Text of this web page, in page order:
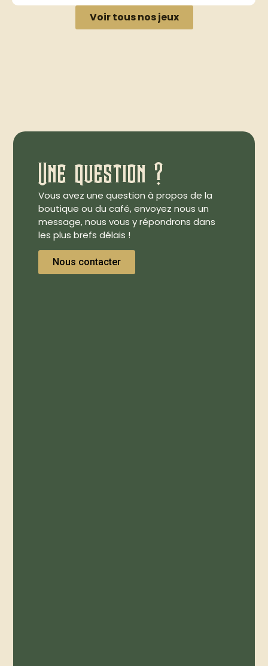
Voir tous nos jeux
Une question ?
Vous avez une question à propos de la
boutique ou du café, envoyez nous un
message, nous vous y répondrons dans
les plus brefs délais !
Nous contacter